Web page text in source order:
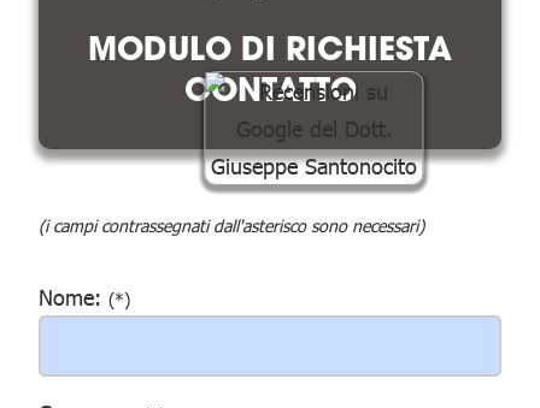
MODULO DI RICHIESTA
CONTATTO
(i campi contrassegnati dall'asterisco sono necessari)
Nome: (*)